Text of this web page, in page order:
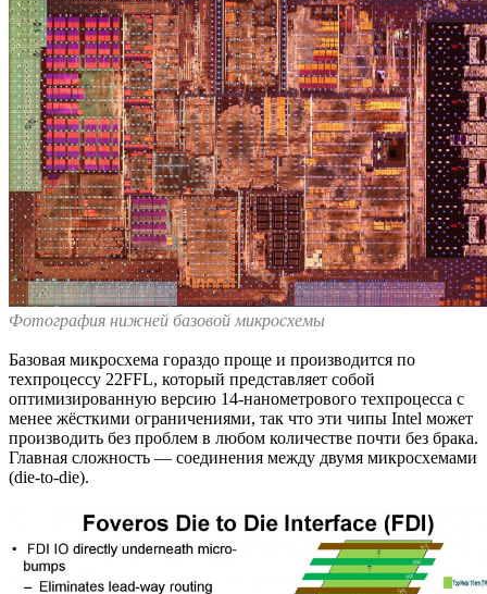
Фотография нижней базовой микросхемы
Базовая микросхема гораздо проще и производится по
техпроцессу 22FFL, который представляет собой
оптимизированную версию 14-нанометрового техпроцесса с
менее жёсткими ограничениями, так что эти чипы Intel может
производить без проблем в любом количестве почти без брака.
Главная сложность — соединения между двумя микросхемами
(die-to-die).